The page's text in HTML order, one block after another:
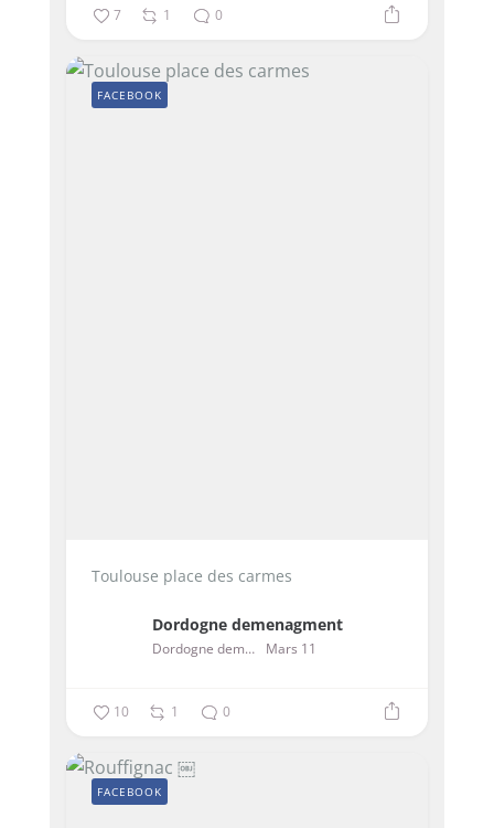
7 1 0
Toulouse place des carmes
Dordogne demenagment
Dordogne demenagment Mars 11
FACEBOOK
10 1 0
FACEBOOK